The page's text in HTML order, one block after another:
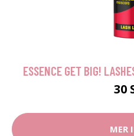
ESSENCE GET BIG!
30
MER